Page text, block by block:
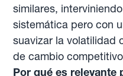
similares,
sistemática pero con
suavizar la volatilidad
de cambio
Por qué es